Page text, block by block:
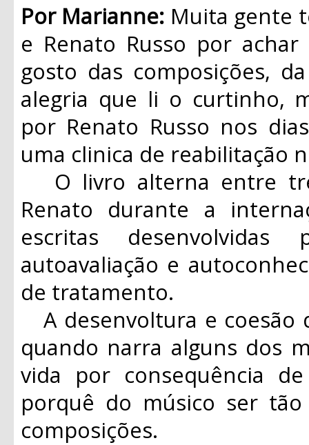
Por Marianne: Muita gente
e Renato Russo por achar
gosto das composições,
alegria que li o curtinho,
por Renato Russo nos
uma clinica de reabilitação
O livro alterna entre
Renato durante a
escritas
autoavaliação e
de tratamento.
A desenvoltura e coesão
quando narra alguns dos
vida por consequência
porquê do músico ser
composições.